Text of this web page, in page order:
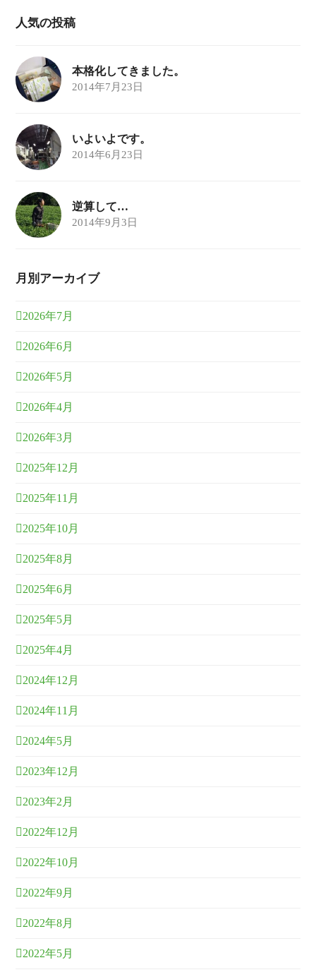
人気の投稿
本格化してきました。
2014年7月23日
いよいよです。
2014年6月23日
逆算して…
2014年9月3日
月別アーカイブ
2026年7月
2026年6月
2026年5月
2026年4月
2026年3月
2025年12月
2025年11月
2025年10月
2025年8月
2025年6月
2025年5月
2025年4月
2024年12月
2024年11月
2024年5月
2023年12月
2023年2月
2022年12月
2022年10月
2022年9月
2022年8月
2022年5月